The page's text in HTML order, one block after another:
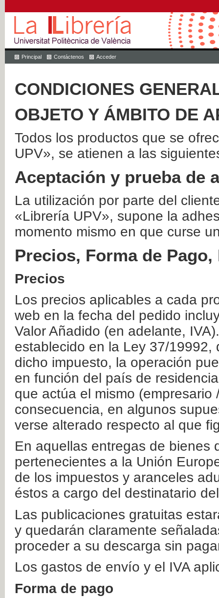
Principal Contáctenos Acceder
CONDICIONES
OBJETO Y ÁMBITO DE
Todos los productos que se
UPV», se atienen a las
Aceptación y prueba de
La utilización por parte del
«Librería UPV», supone la
momento mismo en que curse
Precios, Forma de
Precios
Los precios aplicables a cada
web en la fecha del pedido
Valor Añadido (en adelante,
establecido en la Ley 37/
dicho impuesto, la operación
en función del país de
que actúa el mismo
consecuencia, en algunos
verse alterado respecto al que
En aquellas entregas de bienes
pertenecientes a la Unión
de los impuestos y aranceles
éstos a cargo del destinatario
Las publicaciones gratuitas
y quedarán claramente
proceder a su descarga sin
Los gastos de envío y el IVA
Forma de pago